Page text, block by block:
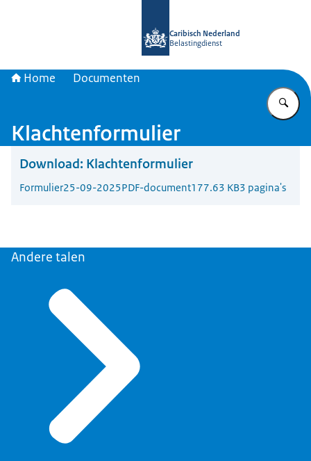
Caribisch Nederland
Belastingdienst
Home Documenten
Klachtenformulier
Download: Klachtenformulier
Formulier25-09-2025PDF-document177.63 KB3 pagina's
Andere talen